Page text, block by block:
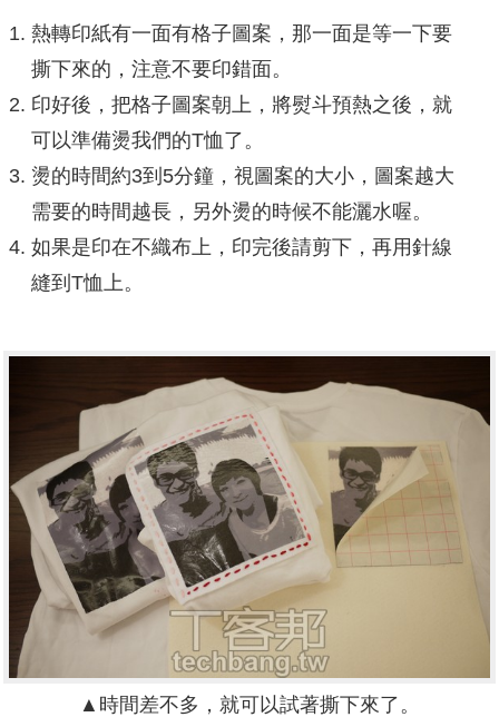
熱轉印紙有一面有格子圖案，那一面是等一下要
撕下來的，注意不要印錯面。
印好後，把格子圖案朝上，將熨斗預熱之後，就
可以準備燙我們的T恤了。
燙的時間約3到5分鐘，視圖案的大小，圖案越大
需要的時間越長，另外燙的時候不能灑水喔。
如果是印在不織布上，印完後請剪下，再用針線
縫到T恤上。
▲時間差不多，就可以試著撕下來了。